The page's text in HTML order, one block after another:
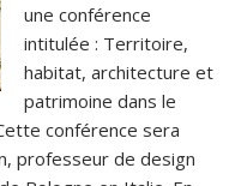
une conférence
intitulée : Territoire,
habitat, architecture et
patrimoine dans le
conférence sera
professeur de design